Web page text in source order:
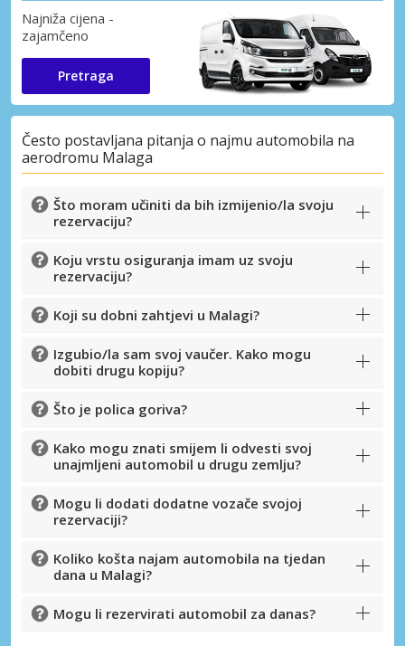
Najniža cijena -
zajamčeno
Pretraga
Često postavljana pitanja o najmu automobila na
aerodromu Malaga
Što moram učiniti da bih izmijenio/la svoju
rezervaciju?
Koju vrstu osiguranja imam uz svoju
rezervaciju?
Koji su dobni zahtjevi u Malagi?
Izgubio/la sam svoj vaučer. Kako mogu
dobiti drugu kopiju?
Što je polica goriva?
Kako mogu znati smijem li odvesti svoj
unajmljeni automobil u drugu zemlju?
Mogu li dodati dodatne vozače svojoj
rezervaciji?
Koliko košta najam automobila na tjedan
dana u Malagi?
Mogu li rezervirati automobil za danas?